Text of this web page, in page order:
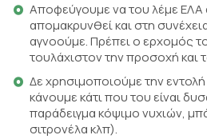
Αποφεύγουμε να του λέμε ΕΛΑ
απομακρυνθεί και στη
αγνοούμε. Πρέπει ο ερχομός
τουλάχιστον την προσοχή και
Δε χρησιμοποιούμε την
κάνουμε κάτι που του είναι
παράδειγμα κόψιμο νυχιών,
σιτρονέλα κλπ).